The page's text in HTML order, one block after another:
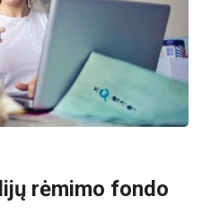
rėmimo fondo